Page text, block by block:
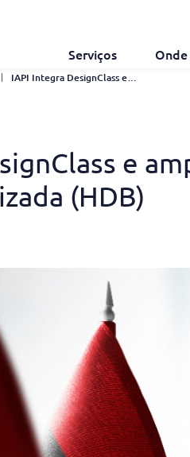
Serviços
| IAPI Integra DesignClass e Amplia Cobertura TMClass À Base de Dados Harmonizada (HDB)
e
(HDB)